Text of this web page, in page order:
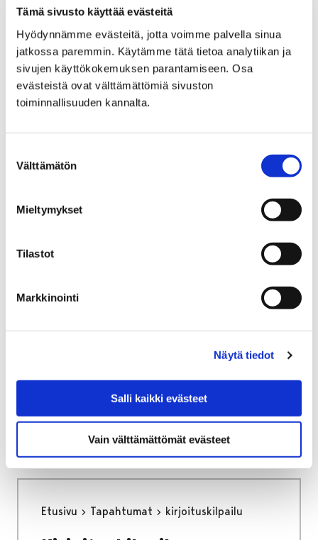
Tämä sivusto käyttää evästeitä
Hyödynnämme evästeitä, jotta voimme palvella sinua
jatkossa paremmin. Käytämme tätä tietoa analytiikan ja
sivujen käyttökokemuksen parantamiseen. Osa
evästeistä ovat välttämättömiä sivuston
toiminnallisuuden kannalta.
valinta
Välttämätön
Mieltymykset
Tilastot
Markkinointi
Näytä tiedot
Salli kaikki evästeet
Vain välttämättömät evästeet
Etusivu Kokoelmat Soittimet
Soittimet
Maksut ja hinnasto
Maksut ja hinnasto
Etusivu
toimintapisteiden
käyttöehdot
Etusivu Tapahtumat kirjoituskilpailu